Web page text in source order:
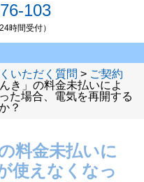
103
時間受付）
いただく質問 > ご契約
き」の料金未払いによ
た場合、電気を再開する
？
料金未払いに
使えなくなっ